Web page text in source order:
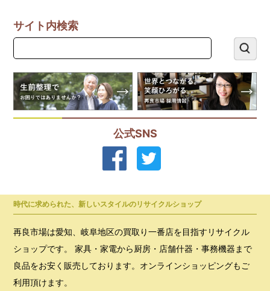
サイト内検索
公式SNS
時代に求められた、新しいスタイルのリサイクルショップ
再良市場は愛知、岐阜地区の買取り一番店を目指すリサイクル
ショップです。 家具・家電から厨房・店舗什器・事務機器まで
良品をお安く販売しております。オンラインショッピングもご
利用頂けます。